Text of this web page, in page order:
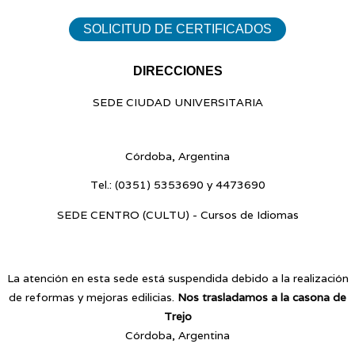
SOLICITUD DE CERTIFICADOS
DIRECCIONES
SEDE CIUDAD UNIVERSITARIA
Córdoba, Argentina
Tel.: (0351) 5353690 y 4473690
SEDE CENTRO (CULTU) - Cursos de Idiomas
La atención en esta sede está suspendida debido a la realización
de reformas y mejoras edilicias. Nos trasladamos a la casona de
Trejo
Córdoba, Argentina